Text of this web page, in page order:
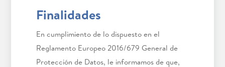
Finalidades
En cumplimiento de lo dispuesto en el
Reglamento Europeo 2016/679 General de
Protección de Datos, le informamos de que,